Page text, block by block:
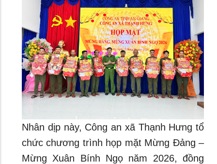
Nhân dịp này, Công an xã Thạnh Hưng tổ
chức chương trình họp mặt Mừng Đảng –
Mừng Xuân Bính Ngọ năm 2026, đồng